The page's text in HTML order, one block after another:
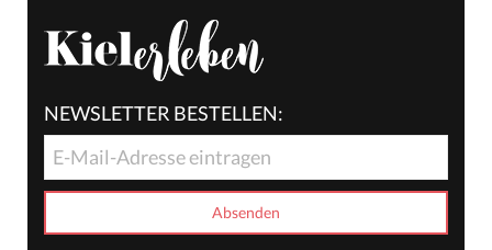
NEWSLETTER BESTELLEN: